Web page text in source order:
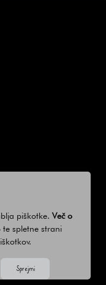
piškotke. Več o
spletne strani
Sprejmi